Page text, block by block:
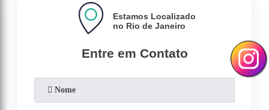
Entre em Contato
Estamos Localizado
no Rio de Janeiro